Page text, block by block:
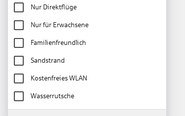
Nur Direktflüge
Nur für Erwachsene
Familienfreundlich
Sandstrand
Kostenfreies WLAN
Wasserrutsche